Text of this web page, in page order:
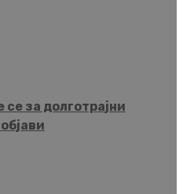
за долготрајни